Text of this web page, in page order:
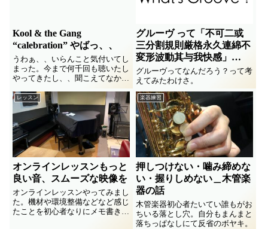
Kool & the Gang
“calebration” やばっ、、
うわぁ、、いらんこと気付いてし
まった。今まで何千回も聴いたし
やってきたし、、聞こえてなかっ
た。。。 この曲、、 鍵盤はエレ
ピだけと思ってたのに、、いかに
もイントロの後に「セ～レ～ブレ
イトグッタイムカモン」ってコー
ラスあるじゃん、、 ４小節が...
グルーヴ って「不可二或
三分割規則厳格永久連綿不
変形波動其与我快感」
www
グルーヴってなんだろう？って考
えてみたわけさ。
レッスン
オンラインレッスンもっと
良い音、スムーズな映像を
オンラインレッスンやってみまし
た。機材や環境整備などなど感じ
たことを初心者なりにメモ書きし
楽器練習
押しつけない・噛み締めな
い・握りしめない＿木管楽
器の話
木管楽器初心者たいてい誰もがお
ちいる落とし穴。自分もまんまと
落ちっぱなしにて反省のボヤキ。